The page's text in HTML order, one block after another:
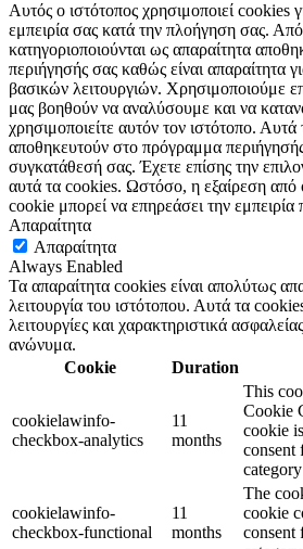
Αυτός ο ιστότοπος χρησιμοποιεί cookies
εμπειρία σας κατά την πλοήγηση σας.
κατηγοριοποιούνται ως απαραίτητα
περιήγησής σας καθώς είναι απαραίτητα
βασικών λειτουργιών. Χρησιμοποιούμε
μας βοηθούν να αναλύσουμε και να
χρησιμοποιείτε αυτόν τον ιστότοπο.
αποθηκευτούν στο πρόγραμμα
συγκατάθεσή σας. Έχετε επίσης την
αυτά τα cookies. Ωστόσο, η εξαίρεση από
cookie μπορεί να επηρεάσει την εμπειρία
Απαραίτητα
Απαραίτητα
Always Enabled
Τα απαραίτητα cookies είναι απολύτως
λειτουργία του ιστότοπου. Αυτά τα
λειτουργίες και χαρακτηριστικά
ανώνυμα.
Cookie
Duration
cookielawinfo-
checkbox-analytics
11
months
This
Cookie
cookie
consent
cookielawinfo-
checkbox-functional
11
months
The
cookie
consent